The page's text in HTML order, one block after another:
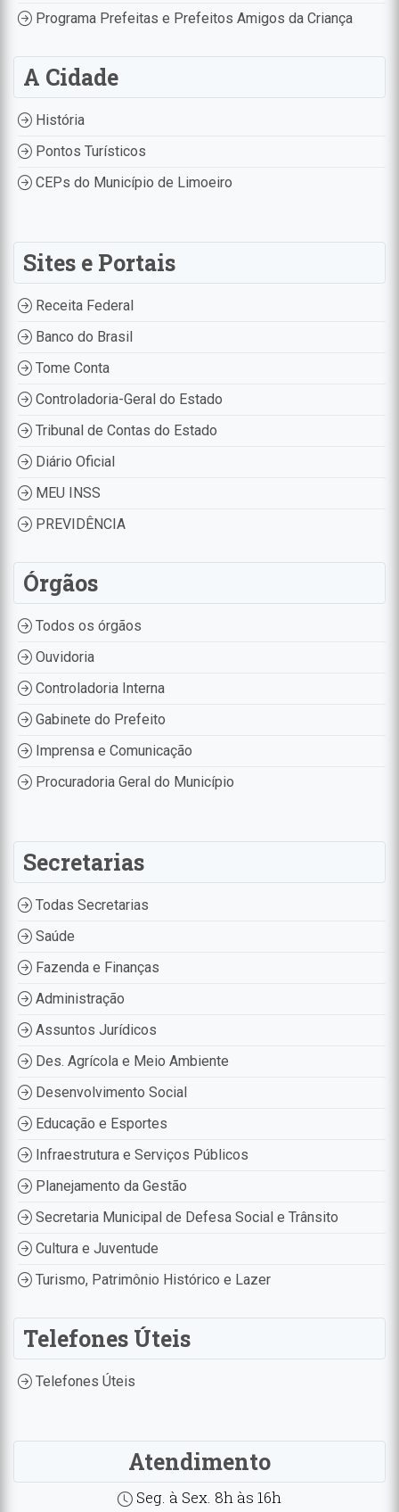
Programa Prefeitas e Prefeitos Amigos da Criança
A Cidade
História
Pontos Turísticos
CEPs do Município de Limoeiro
Sites e Portais
Receita Federal
Banco do Brasil
Tome Conta
Controladoria-Geral do Estado
Tribunal de Contas do Estado
Diário Oficial
MEU INSS
PREVIDÊNCIA
Órgãos
Todos os órgãos
Ouvidoria
Controladoria Interna
Gabinete do Prefeito
Imprensa e Comunicação
Procuradoria Geral do Município
Secretarias
Todas Secretarias
Saúde
Fazenda e Finanças
Administração
Assuntos Jurídicos
Des. Agrícola e Meio Ambiente
Desenvolvimento Social
Educação e Esportes
Infraestrutura e Serviços Públicos
Planejamento da Gestão
Secretaria Municipal de Defesa Social e Trânsito
Cultura e Juventude
Turismo, Patrimônio Histórico e Lazer
Telefones Úteis
Telefones Úteis
Atendimento
Seg. à Sex. 8h às 16h